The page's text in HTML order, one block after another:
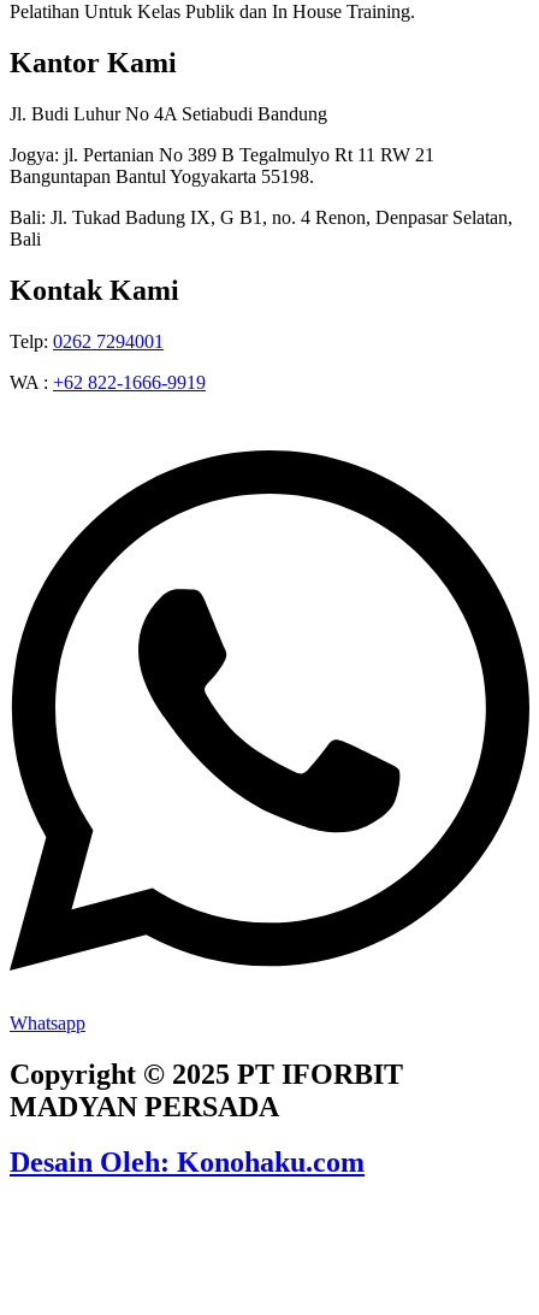
Pelatihan Untuk Kelas Publik dan In House Training.
Kantor Kami
Jl. Budi Luhur No 4A Setiabudi Bandung
Jogya: jl. Pertanian No 389 B Tegalmulyo Rt 11 RW 21
Banguntapan Bantul Yogyakarta 55198.
Bali: Jl. Tukad Badung IX, G B1, no. 4 Renon, Denpasar Selatan,
Bali
Kontak Kami
Telp: 0262 7294001
WA : +62 822-1666-9919
Whatsapp
Copyright © 2025 PT IFORBIT
MADYAN PERSADA
Desain Oleh: Konohaku.com